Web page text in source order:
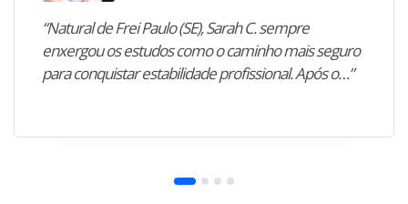
“Natural de Frei Paulo (SE), Sarah C. sempre
enxergou os estudos como o caminho mais seguro
para conquistar estabilidade profissional. Após o…”